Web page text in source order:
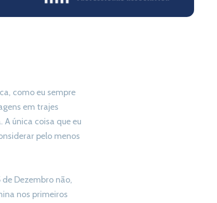
como eu sempre
em trajes
única coisa que eu
pelo menos
Dezembro não,
nos primeiros